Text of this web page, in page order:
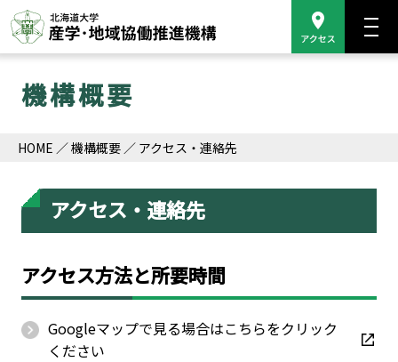
機構概要
HOME 機構概要 アクセス・連絡先
アクセス・連絡先
アクセス方法と所要時間
Googleマップで見る場合はこちらをクリック
ください